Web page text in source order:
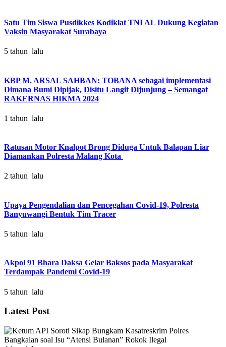
Satu Tim Siswa Pusdikkes Kodiklat TNI AL Dukung Kegiatan
Vaksin Masyarakat Surabaya
5 tahun lalu
KBP M. ARSAL SAHBAN: TOBANA sebagai implementasi
Dimana Bumi Dipijak, Disitu Langit Dijunjung – Semangat
RAKERNAS HIKMA 2024
1 tahun lalu
Ratusan Motor Knalpot Brong Diduga Untuk Balapan Liar
Diamankan Polresta Malang Kota
2 tahun lalu
Upaya Pengendalian dan Pencegahan Covid-19, Polresta
Banyuwangi Bentuk Tim Tracer
5 tahun lalu
Akpol 91 Bhara Daksa Gelar Baksos pada Masyarakat
Terdampak Pandemi Covid-19
5 tahun lalu
Latest Post